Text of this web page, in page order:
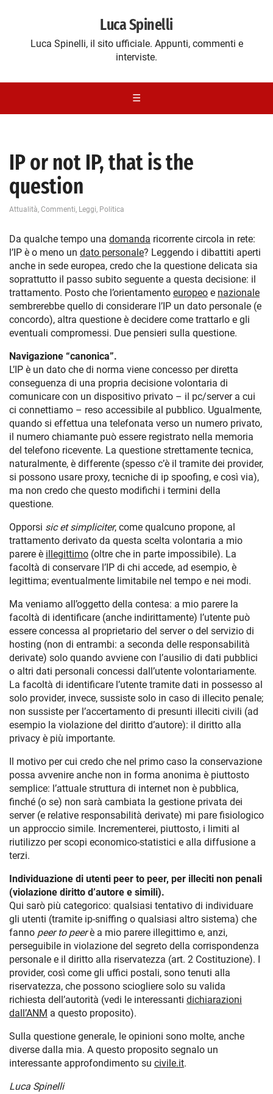
Luca Spinelli
Luca Spinelli, il sito ufficiale. Appunti, commenti e
interviste.
☰
IP or not IP, that is the
question
Attualità, Commenti, Leggi, Politica
Da qualche tempo una domanda ricorrente circola in rete:
l’IP è o meno un dato personale? Leggendo i dibattiti aperti
anche in sede europea, credo che la questione delicata sia
soprattutto il passo subito seguente a questa decisione: il
trattamento. Posto che l’orientamento europeo e nazionale
sembrerebbe quello di considerare l’IP un dato personale (e
concordo), altra questione è decidere come trattarlo e gli
eventuali compromessi. Due pensieri sulla questione.
Navigazione “canonica”.
L’IP è un dato che di norma viene concesso per diretta
conseguenza di una propria decisione volontaria di
comunicare con un dispositivo privato – il pc/server a cui
ci connettiamo – reso accessibile al pubblico. Ugualmente,
quando si effettua una telefonata verso un numero privato,
il numero chiamante può essere registrato nella memoria
del telefono ricevente. La questione strettamente tecnica,
naturalmente, è differente (spesso c’è il tramite dei provider,
si possono usare proxy, tecniche di ip spoofing, e così via),
ma non credo che questo modifichi i termini della
questione.
Opporsi sic et simpliciter, come qualcuno propone, al
trattamento derivato da questa scelta volontaria a mio
parere è illegittimo (oltre che in parte impossibile). La
facoltà di conservare l’IP di chi accede, ad esempio, è
legittima; eventualmente limitabile nel tempo e nei modi.
Ma veniamo all’oggetto della contesa: a mio parere la
facoltà di identificare (anche indirittamente) l’utente può
essere concessa al proprietario del server o del servizio di
hosting (non di entrambi: a seconda delle responsabilità
derivate) solo quando avviene con l’ausilio di dati pubblici
o altri dati personali concessi dall’utente volontariamente.
La facoltà di identificare l’utente tramite dati in possesso al
solo provider, invece, sussiste solo in caso di illecito penale;
non sussiste per l’accertamento di presunti illeciti civili (ad
esempio la violazione del diritto d’autore): il diritto alla
privacy è più importante.
Il motivo per cui credo che nel primo caso la conservazione
possa avvenire anche non in forma anonima è piuttosto
semplice: l’attuale struttura di internet non è pubblica,
finché (o se) non sarà cambiata la gestione privata dei
server (e relative responsabilità derivate) mi pare fisiologico
un approccio simile. Incrementerei, piuttosto, i limiti al
riutilizzo per scopi economico-statistici e alla diffusione a
terzi.
Individuazione di utenti peer to peer, per illeciti non penali
(violazione diritto d’autore e simili).
Qui sarò più categorico: qualsiasi tentativo di individuare
gli utenti (tramite ip-sniffing o qualsiasi altro sistema) che
fanno peer to peerè a mio parere illegittimo e, anzi,
perseguibile in violazione del segreto della corrispondenza
personale e il diritto alla riservatezza (art. 2 Costituzione). I
provider, così come gli uffici postali, sono tenuti alla
riservatezza, che possono sciogliere solo su valida
richiesta dell’autorità (vedi le interessanti dichiarazioni
dall’ANM a questo proposito).
Sulla questione generale, le opinioni sono molte, anche
diverse dalla mia. A questo proposito segnalo un
interessante approfondimento su civile.it.
Luca Spinelli